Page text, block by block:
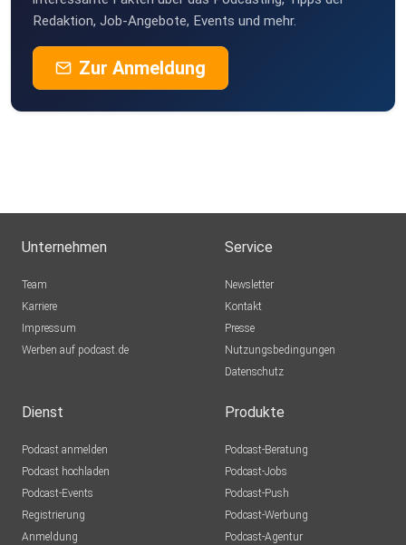
Redaktion, Job-Angebote, Events und mehr.
Zur Anmeldung
Unternehmen
Team
Karriere
Impressum
Werben auf podcast.de
Service
Newsletter
Kontakt
Presse
Nutzungsbedingungen
Datenschutz
Dienst
Podcast anmelden
Podcast hochladen
Podcast-Events
Registrierung
Anmeldung
Produkte
Podcast-Beratung
Podcast-Jobs
Podcast-Push
Podcast-Werbung
Podcast-Agentur